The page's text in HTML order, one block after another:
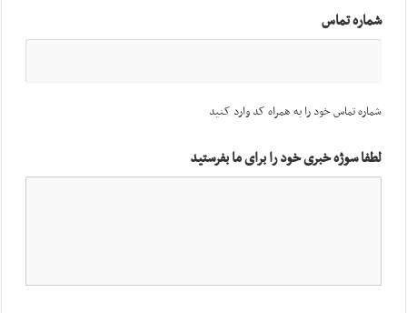
شماره تماس
شماره تماس خود را به همراه کد وارد کنید
لطفا سوژه خبری خود را برای ما بفرستید